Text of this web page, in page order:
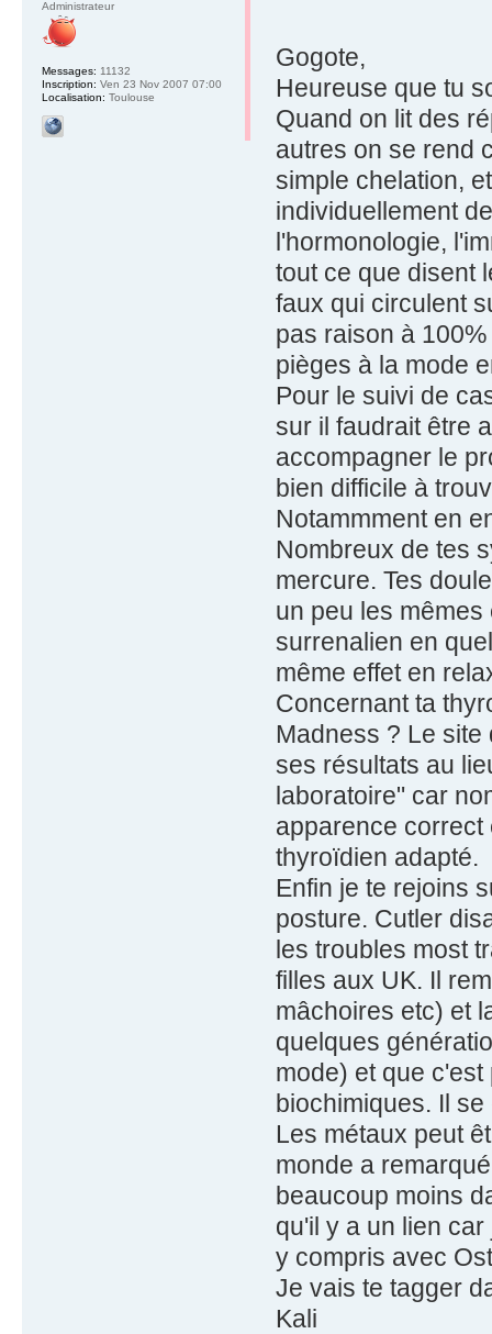
Gogote,
Heureuse que tu
Quand on lit des
autres on se rend
simple chelation,
individuellement
l'hormonologie,
tout ce que disent
faux qui circulent
pas raison à
pièges à la mode
Pour le suivi de
sur il faudrait être
accompagner le
bien difficile à
Notammment en
Nombreux de tes
mercure. Tes
un peu les
surrenalien en
même effet en
Concernant ta
Madness ? Le
ses résultats au
laboratoire" car
apparence correct
thyroïdien adapté.
Enfin je te rejoins
posture. Cutler
les troubles most
filles aux UK. Il
mâchoires etc) et
quelques
mode) et que
biochimiques. Il
Les métaux peut
monde a
beaucoup moins
qu'il y a un lien
y compris avec
Je vais te tagger
Kali
Administrateur
Messages: 11132
Inscription: Ven 23 Nov 2007 07:00
Localisation: Toulouse